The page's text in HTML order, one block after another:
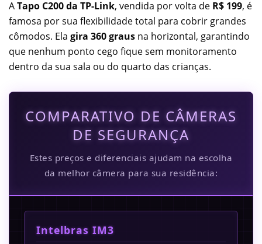
ATapo C200 da TP-Link, vendida por volta de R$ 199, é
famosa por sua flexibilidade total para cobrir grandes
cômodos. Ela gira 360 graus na horizontal, garantindo
que nenhum ponto cego fique sem monitoramento
dentro da sua sala ou do quarto das crianças.
COMPARATIVO DE CÂMERAS
DE SEGURANÇA
Estes preços e diferenciais ajudam na escolha
da melhor câmera para sua residência:
Intelbras IM3